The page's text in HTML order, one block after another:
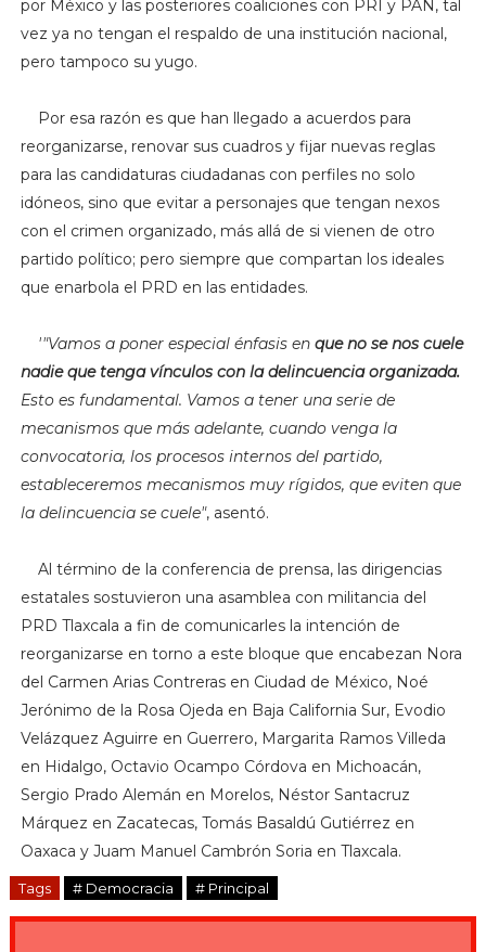
por México y las posteriores coaliciones con PRI y PAN, tal
vez ya no tengan el respaldo de una institución nacional,
pero tampoco su yugo.
Por esa razón es que han llegado a acuerdos para
reorganizarse, renovar sus cuadros y fijar nuevas reglas
para las candidaturas ciudadanas con perfiles no solo
idóneos, sino que evitar a personajes que tengan nexos
con el crimen organizado, más allá de si vienen de otro
partido político; pero siempre que compartan los ideales
que enarbola el PRD en las entidades.
'"Vamos a poner especial énfasis en que no se nos cuele
nadie que tenga vínculos con la delincuencia organizada.
Esto es fundamental. Vamos a tener una serie de
mecanismos que más adelante, cuando venga la
convocatoria, los procesos internos del partido,
estableceremos mecanismos muy rígidos, que eviten que
la delincuencia se cuele", asentó.
Al término de la conferencia de prensa, las dirigencias
estatales sostuvieron una asamblea con militancia del
PRD Tlaxcala a fin de comunicarles la intención de
reorganizarse en torno a este bloque que encabezan Nora
del Carmen Arias Contreras en Ciudad de México, Noé
Jerónimo de la Rosa Ojeda en Baja California Sur, Evodio
Velázquez Aguirre en Guerrero, Margarita Ramos Villeda
en Hidalgo, Octavio Ocampo Córdova en Michoacán,
Sergio Prado Alemán en Morelos, Néstor Santacruz
Márquez en Zacatecas, Tomás Basaldú Gutiérrez en
Oaxaca y Juam Manuel Cambrón Soria en Tlaxcala.
Tags # Democracia # Principal